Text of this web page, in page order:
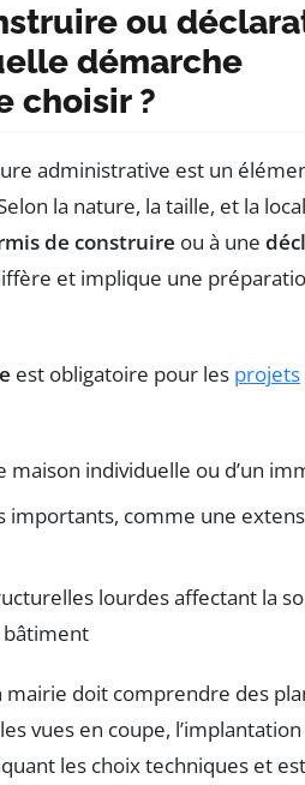
ou
démarche
choisir ?
administrative est un
la nature, la taille, et la
de construire ou à une
et implique une
est obligatoire pour les projets
maison individuelle ou d’un
importants, comme une
lourdes affectant la
bâtiment
mairie doit comprendre des
vues en coupe,
les choix techniques et